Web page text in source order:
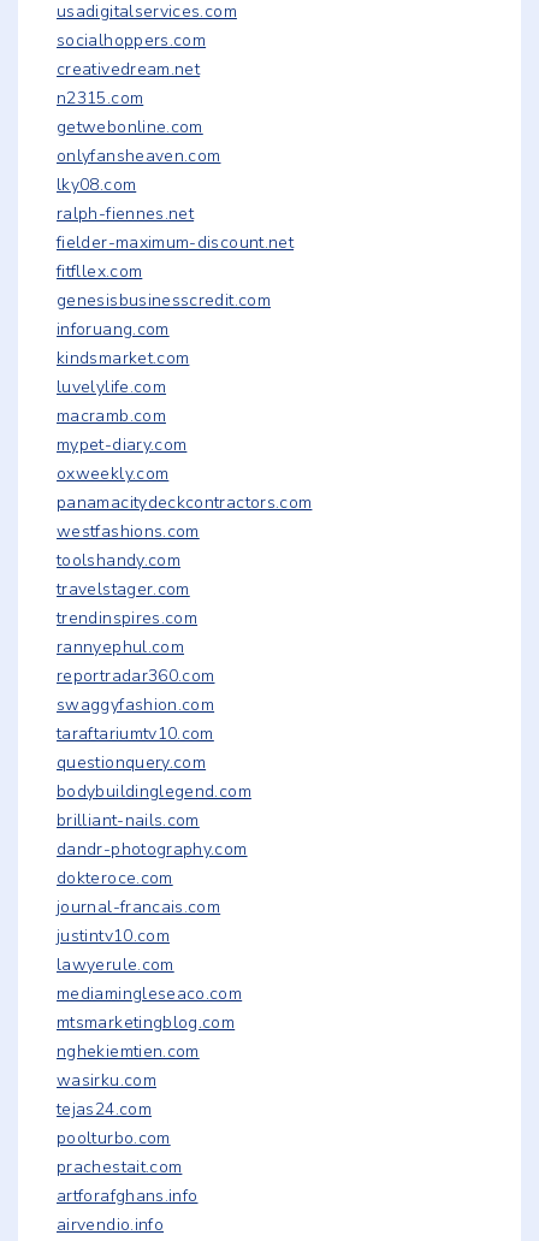
usadigitalservices.com
socialhoppers.com
creativedream.net
n2315.com
getwebonline.com
onlyfansheaven.com
lky08.com
ralph-fiennes.net
fielder-maximum-discount.net
fitfllex.com
genesisbusinesscredit.com
inforuang.com
kindsmarket.com
luvelylife.com
macramb.com
mypet-diary.com
oxweekly.com
panamacitydeckcontractors.com
westfashions.com
toolshandy.com
travelstager.com
trendinspires.com
rannyephul.com
reportradar360.com
swaggyfashion.com
taraftariumtv10.com
questionquery.com
bodybuildinglegend.com
brilliant-nails.com
dandr-photography.com
dokteroce.com
journal-francais.com
justintv10.com
lawyerule.com
mediamingleseaco.com
mtsmarketingblog.com
nghekiemtien.com
wasirku.com
tejas24.com
poolturbo.com
prachestait.com
artforafghans.info
airvendio.info